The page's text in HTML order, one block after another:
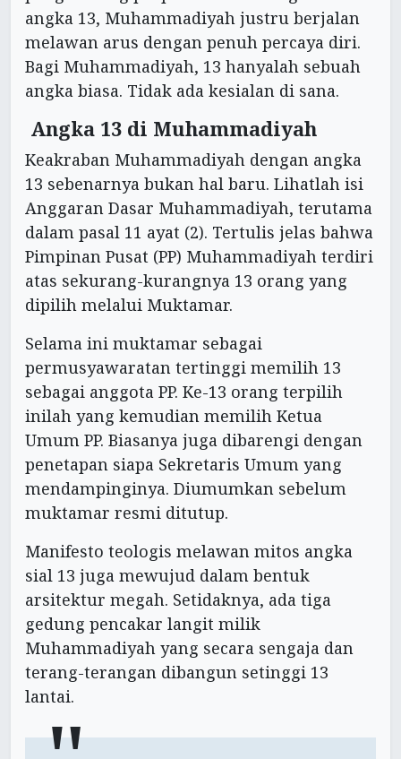
angka 13, Muhammadiyah justru berjalan
melawan arus dengan penuh percaya diri.
Bagi Muhammadiyah, 13 hanyalah sebuah
angka biasa. Tidak ada kesialan di sana.
Angka 13 di Muhammadiyah
Keakraban Muhammadiyah dengan angka
13 sebenarnya bukan hal baru. Lihatlah isi
Anggaran Dasar Muhammadiyah, terutama
dalam pasal 11 ayat (2). Tertulis jelas bahwa
Pimpinan Pusat (PP) Muhammadiyah terdiri
atas sekurang-kurangnya 13 orang yang
dipilih melalui Muktamar.
Selama ini muktamar sebagai
permusyawaratan tertinggi memilih 13
sebagai anggota PP. Ke-13 orang terpilih
inilah yang kemudian memilih Ketua
Umum PP. Biasanya juga dibarengi dengan
penetapan siapa Sekretaris Umum yang
mendampinginya. Diumumkan sebelum
muktamar resmi ditutup.
Manifesto teologis melawan mitos angka
sial 13 juga mewujud dalam bentuk
arsitektur megah. Setidaknya, ada tiga
gedung pencakar langit milik
Muhammadiyah yang secara sengaja dan
terang-terangan dibangun setinggi 13
lantai.